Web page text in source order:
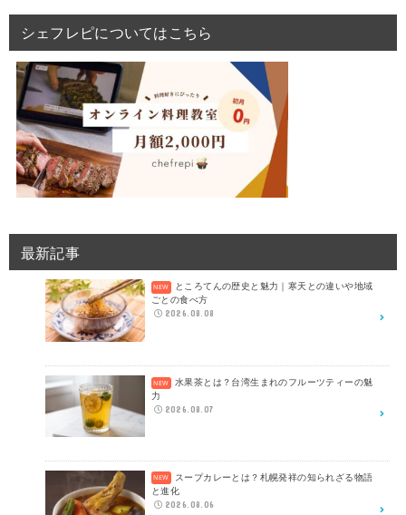
シェフレピについてはこちら
最新記事
ところてんの歴史と魅力｜寒天との違いや地域
ごとの食べ方
2026.08.08
水果茶とは？台湾生まれのフルーツティーの魅
力
2026.08.07
スープカレーとは？札幌発祥の知られざる物語
と進化
2026.08.06